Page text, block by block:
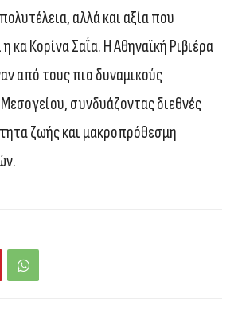
αλλά και αξία που
κα Κορίνα Σαΐα. Η Αθηναϊκή Ριβιέρα
από τους πιο δυναμικούς
συνδυάζοντας διεθνές
ζωής και μακροπρόθεσμη